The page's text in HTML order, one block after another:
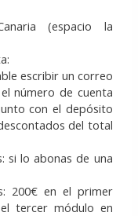
(espacio la
escribir un correo
número de cuenta
con el depósito
del total
si lo abonas de una
200€ en el primer
tercer módulo en